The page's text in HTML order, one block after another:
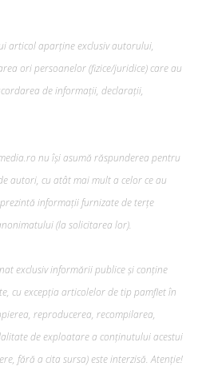
articol aparține exclusiv autorului,
ori persoanelor (fizice/juridice) care au
de informații, declarații,
nu își asumă răspunderea pentru
autori, cu atât mai mult a celor ce au
informații furnizate de terțe
(la solicitarea lor).
exclusiv informării publice și conține
cu excepția articolelor de tip pamflet în
reproducerea, recompilarea,
de exploatare a conținutului acestui
fără a cita sursa) este interzisă. Atenție!